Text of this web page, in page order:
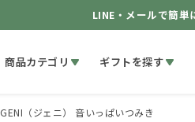
LINE・メールで簡単
商品カテゴリ ギフトを探す
GENI（ジェニ） 音いっぱいつみき